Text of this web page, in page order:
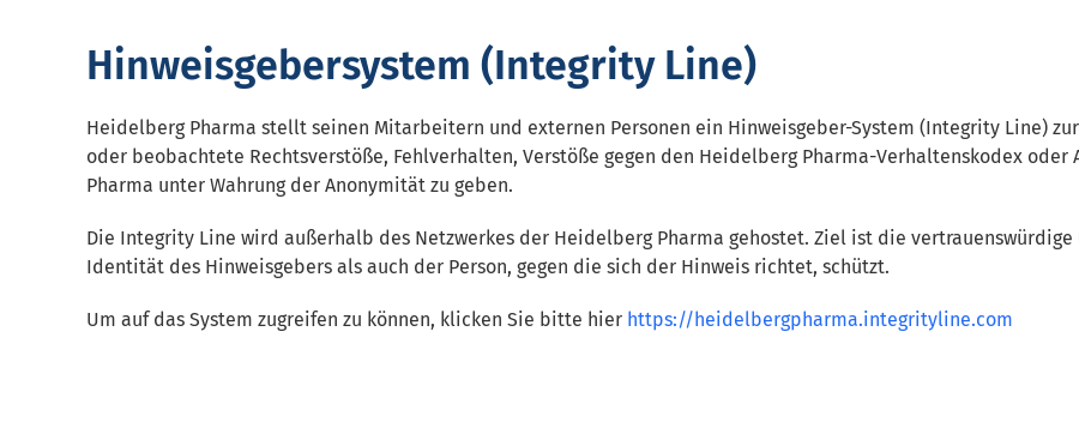
Hinweisgebersystem (Integrity Line)
Heidelberg Pharma stellt seinen Mitarbeitern und externen Personen ein Hinweisgeber-System (Integrity Line)
oder beobachtete Rechtsverstöße, Fehlverhalten, Verstöße gegen den Heidelberg Pharma-Verhaltenskodex
Pharma unter Wahrung der Anonymität zu geben.
Die Integrity Line wird außerhalb des Netzwerkes der Heidelberg Pharma gehostet. Ziel ist die
Identität des Hinweisgebers als auch der Person, gegen die sich der Hinweis richtet, schützt.
Um auf das System zugreifen zu können, klicken Sie bitte hier https://heidelbergpharma.integrityline.com